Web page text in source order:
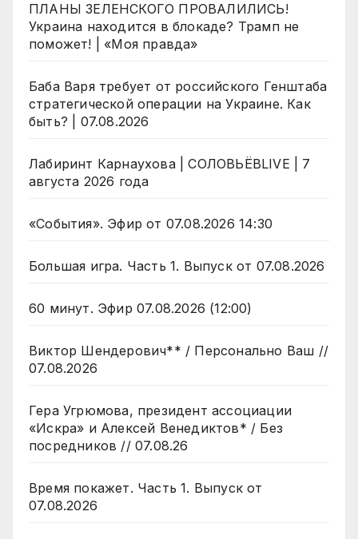
ПЛАНЫ ЗЕЛЕНСКОГО ПРОВАЛИЛИСЬ!
Украина находится в блокаде? Трамп не
поможет! | «Моя правда»
Баба Варя требует от российского Генштаба
стратегической операции на Украине. Как
быть? | 07.08.2026
Лабиринт Карнаухова | СОЛОВЬЁВLIVE | 7
августа 2026 года
«События». Эфир от 07.08.2026 14:30
Большая игра. Часть 1. Выпуск от 07.08.2026
60 минут. Эфир 07.08.2026 (12:00)
Виктор Шендерович** / Персонально Ваш //
07.08.2026
Гера Угрюмова, президент ассоциации
«Искра» и Алексей Венедиктов* / Без
посредников // 07.08.26
Время покажет. Часть 1. Выпуск от
07.08.2026